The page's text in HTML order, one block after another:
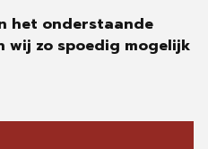
het onderstaande
wij zo spoedig mogelijk